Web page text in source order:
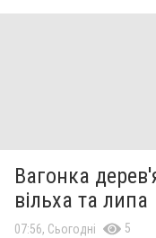
Вагонка
вільха та липа
07:56, Сьогодні 5